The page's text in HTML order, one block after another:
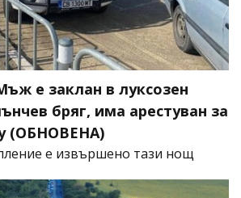
е заклан в луксозен
бряг, има арестуван за
(ОБНОВЕНА)
е извършено тази нощ